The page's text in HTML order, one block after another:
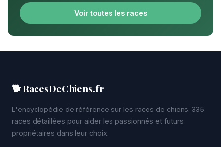
Voir toutes les races
🐕 RacesDeChiens.fr
L'encyclopédie de référence sur les races de chiens. 335
races détaillées pour aider les passionnés et futurs
propriétaires dans leur choix.